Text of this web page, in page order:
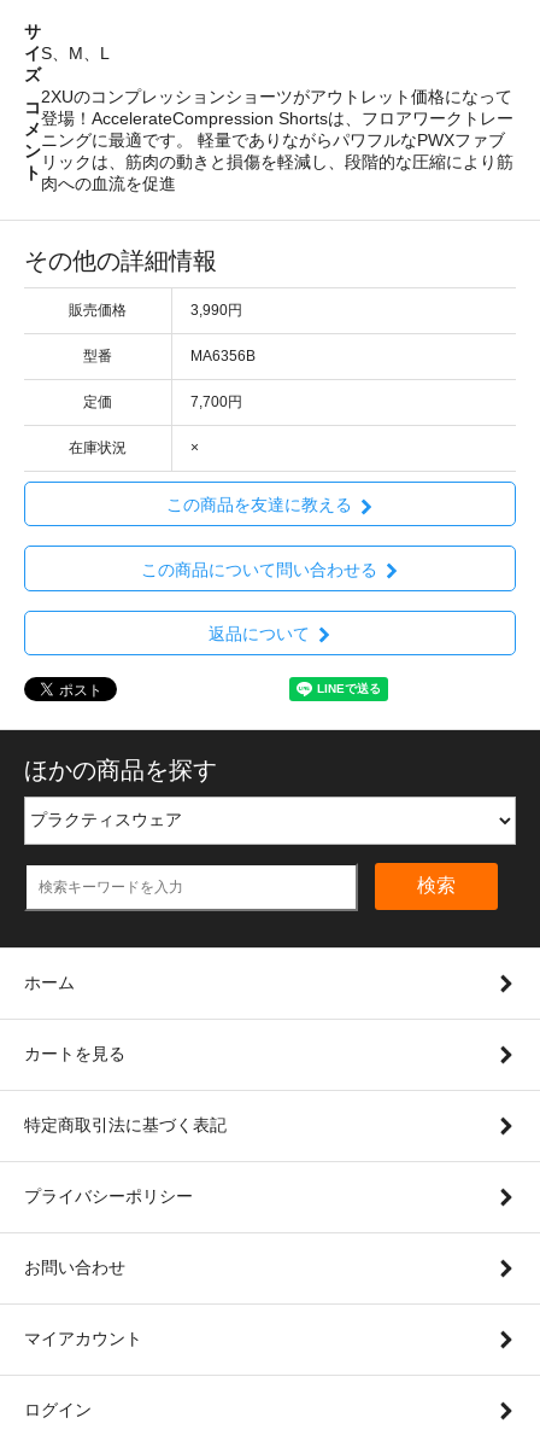
サ
イ
ズ
S、M、L
コ
メ
ン
ト
2XUのコンプレッションショーツがアウトレット価格になって
登場！AccelerateCompression Shortsは、フロアワークトレー
ニングに最適です。 軽量でありながらパワフルなPWXファブ
リックは、筋肉の動きと損傷を軽減し、段階的な圧縮により筋
肉への血流を促進
その他の詳細情報
販売価格 3,990円
型番 MA6356B
定価 7,700円
在庫状況 ×
この商品を友達に教える
この商品について問い合わせる
返品について
ほかの商品を探す
検索
ホーム
カートを見る
特定商取引法に基づく表記
プライバシーポリシー
お問い合わせ
マイアカウント
ログイン